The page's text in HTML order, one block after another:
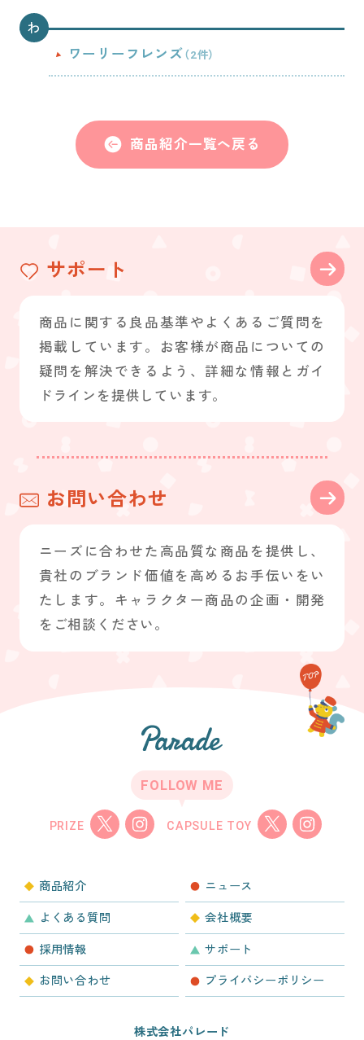
わ
ワーリーフレンズ （2件）
商品紹介一覧へ戻る
サポート
商品に関する良品基準やよくあるご質問を
掲載しています。お客様が商品についての
疑問を解決できるよう、詳細な情報とガイ
ドラインを提供しています。
お問い合わせ
ニーズに合わせた高品質な商品を提供し、
貴社のブランド価値を高めるお手伝いをい
たします。キャラクター商品の企画・開発
をご相談ください。
FOLLOW ME
PRIZE CAPSULE TOY
商品紹介 ニュース
よくある質問 会社概要
採用情報 サポート
お問い合わせ プライバシーポリシー
株式会社パレード